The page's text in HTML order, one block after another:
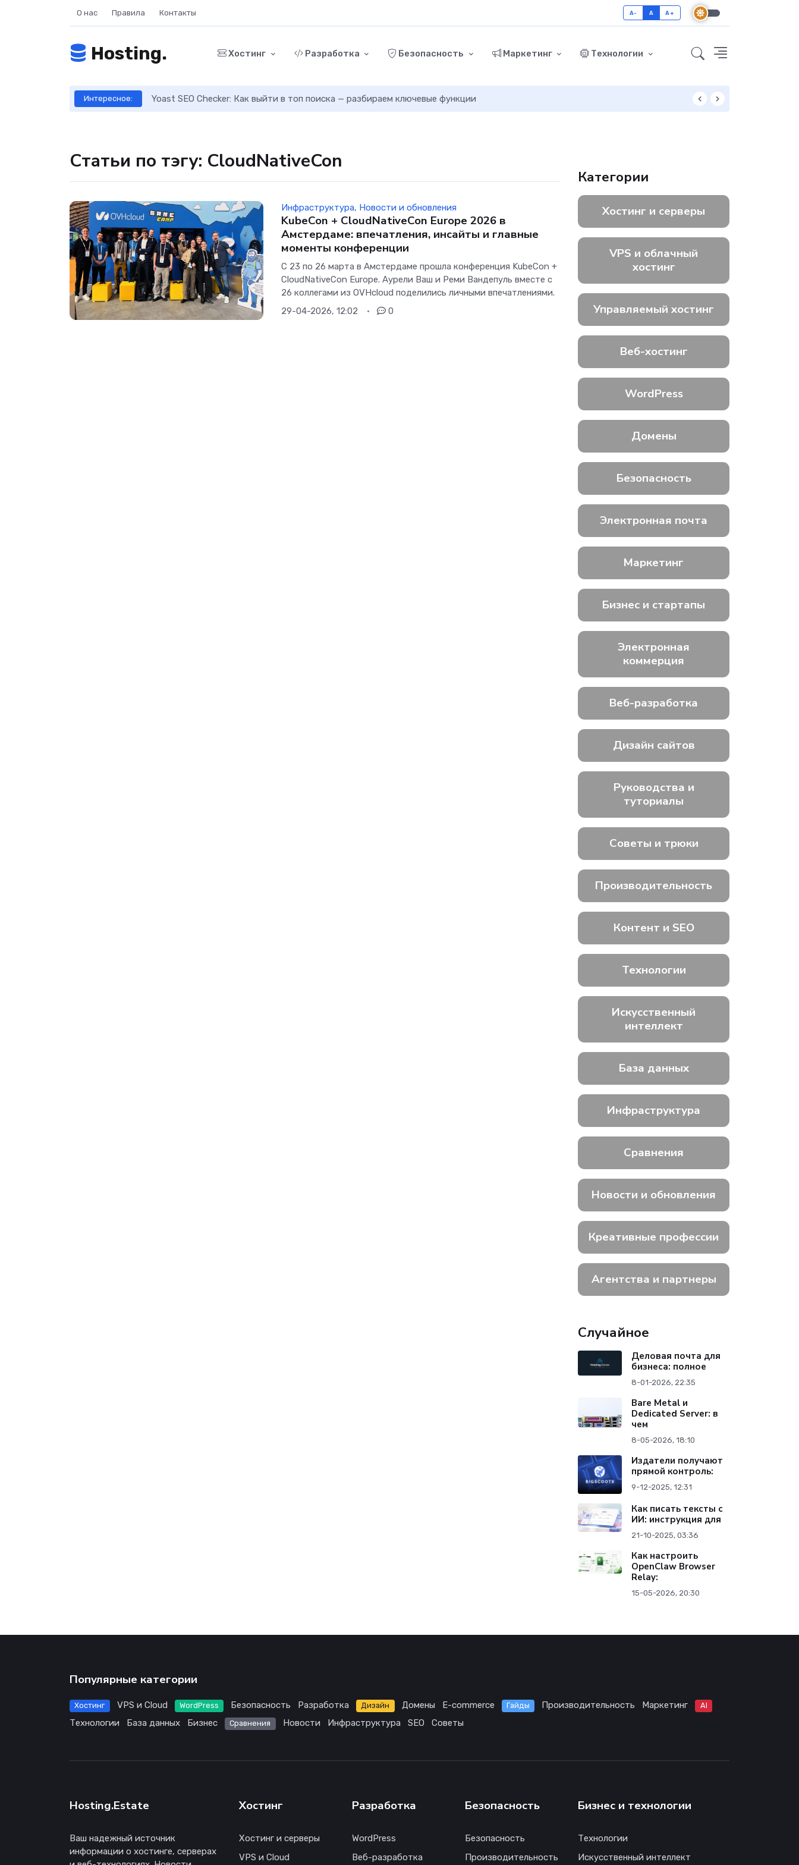
О нас Правила Контакты A- A A+
Hosting. Хостинг Разработка Безопасность Маркетинг Технологии
Интересное: Yoast SEO Checker: Как выйти в топ поиска — разбираем ключевые функции
Статьи по тэгу: CloudNativeCon
Инфраструктура, Новости и обновления
KubeCon + CloudNativeCon Europe 2026 в
Амстердаме: впечатления, инсайты и главные
моменты конференции
С 23 по 26 марта в Амстердаме прошла конференция KubeCon +
CloudNativeCon Europe. Аурели Ваш и Реми Вандепуль вместе с
26 коллегами из OVHcloud поделились личными впечатлениями.
29-04-2026, 12:02
0
Категории
Хостинг и серверы
VPS и облачный
хостинг
Управляемый хостинг
Веб-хостинг
WordPress
Домены
Безопасность
Электронная почта
Маркетинг
Бизнес и стартапы
Электронная
коммерция
Веб-разработка
Дизайн сайтов
Руководства и
туториалы
Советы и трюки
Производительность
Контент и SEO
Технологии
Искусственный
интеллект
База данных
Инфраструктура
Сравнения
Новости и обновления
Креативные профессии
Агентства и партнеры
Случайное
Деловая почта для
бизнеса: полное
8-01-2026, 22:35
Bare Metal и
Dedicated Server: в
чем
8-05-2026, 18:10
Издатели получают
прямой контроль:
9-12-2025, 12:31
Как писать тексты с
ИИ: инструкция для
21-10-2025, 03:36
Как настроить
OpenClaw Browser
Relay:
15-05-2026, 20:30
Популярные категории
Хостинг VPS и Cloud WordPress Безопасность Разработка Дизайн Домены E-commerce Гайды Производительность Маркетинг AI
Технологии База данных Бизнес Сравнения Новости Инфраструктура SEO Советы
Hosting.Estate
Ваш надежный источник
информации о хостинге, серверах
Хостинг
Хостинг и серверы
VPS и Cloud
Разработка
WordPress
Веб-разработка
Безопасность
Безопасность
Производительность
Бизнес и технологии
Технологии
Искусственный интеллект